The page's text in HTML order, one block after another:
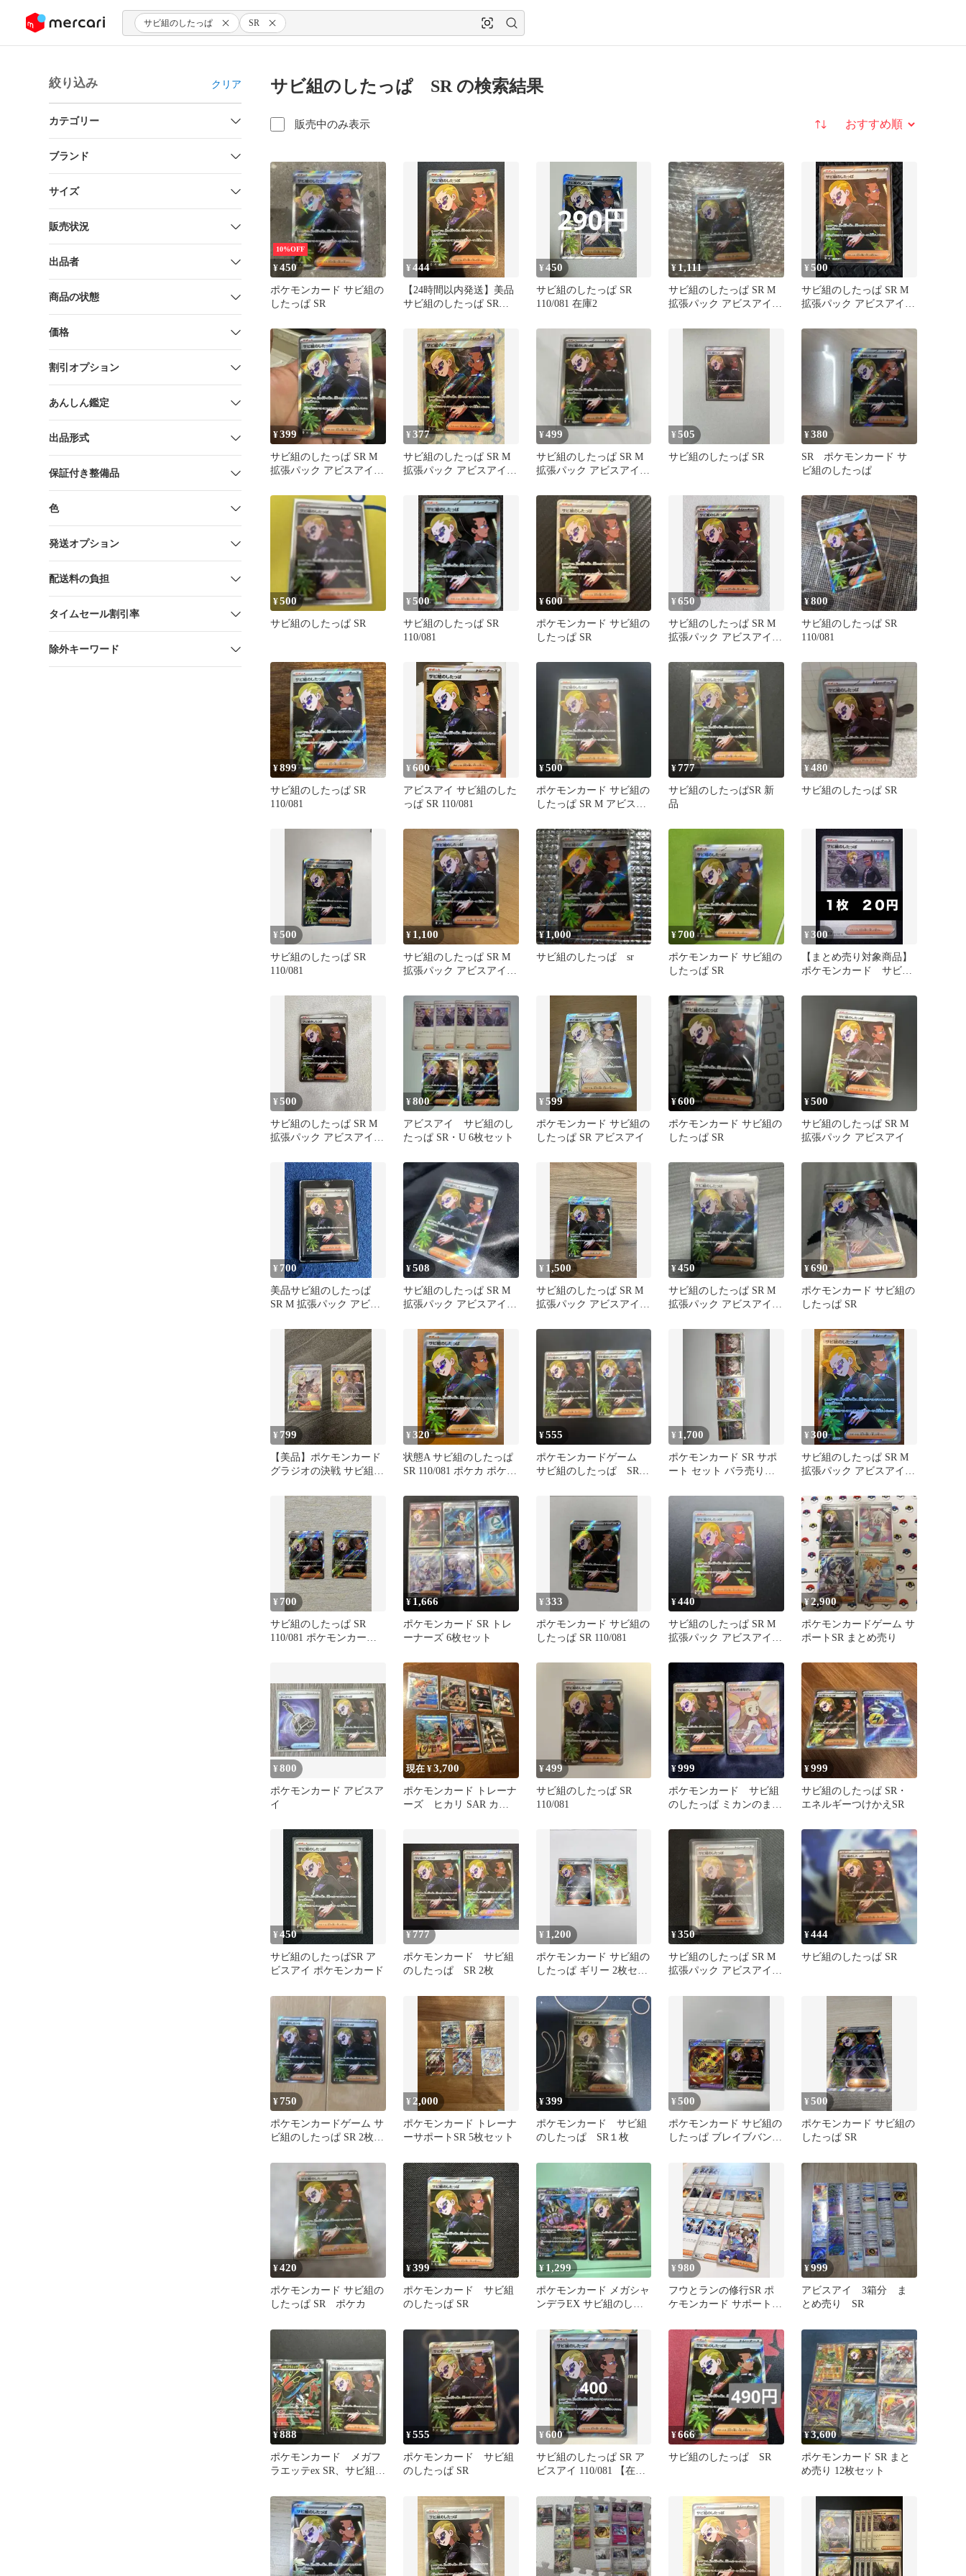
ツにスキップ サビ組のしたっぱ SR
絞り込み クリア
カテゴリー
ブランド
サイズ
販売状況
出品者
商品の状態
価格
割引オプション
あんしん鑑定
出品形式
保証付き整備品
色
発送オプション
配送料の負担
タイムセール割引率
除外キーワード
サビ組のしたっぱ SR の検索結果
販売中のみ表示 並び替え
10%OFF
¥450
ポケモンカード サビ組の
したっぱ SR
¥444
【24時間以内発送】美品
サビ組のしたっぱ SR
¥450
サビ組のしたっぱ SR
110/081 在庫2
¥1,111
サビ組のしたっぱ SR M
拡張パック アビスアイ
¥500
サビ組のしたっぱ SR M
拡張パック アビスアイ
¥399
サビ組のしたっぱ SR M
拡張パック アビスアイ
¥377
サビ組のしたっぱ SR M
拡張パック アビスアイ
¥499
サビ組のしたっぱ SR M
拡張パック アビスアイ
¥505
サビ組のしたっぱ SR
¥380
SR ポケモンカード サ
ビ組のしたっぱ
¥500
サビ組のしたっぱ SR
¥500
サビ組のしたっぱ SR
110/081
¥600
ポケモンカード サビ組の
したっぱ SR
¥650
サビ組のしたっぱ SR M
拡張パック アビスアイ
¥800
サビ組のしたっぱ SR
110/081
¥899
サビ組のしたっぱ SR
110/081
¥600
アビスアイ サビ組のした
っぱ SR 110/081
¥500
ポケモンカード サビ組の
したっぱ SR M アビスア
¥777
サビ組のしたっぱSR 新
品
¥480
サビ組のしたっぱ SR
¥500
サビ組のしたっぱ SR
110/081
¥ 1,100
サビ組のしたっぱ SR M
拡張パック アビスアイ
¥1,000
サビ組のしたっぱ sr
¥700
ポケモンカード サビ組の
したっぱ SR
¥300
【まとめ売り対象商品】
ポケモンカード サビ組
¥500
サビ組のしたっぱ SR M
拡張パック アビスアイ
¥800
アビスアイ サビ組のし
たっぱ SR・U 6枚セット
¥599
ポケモンカード サビ組の
したっぱ SR アビスアイ
¥600
ポケモンカード サビ組の
したっぱ SR
¥500
サビ組のしたっぱ SR M
拡張パック アビスアイ
¥ 700
美品サビ組のしたっぱ
SR M 拡張パック アビス
¥508
サビ組のしたっぱ SR M
拡張パック アビスアイ
¥ 1,500
サビ組のしたっぱ SR M
拡張パック アビスアイ
¥450
サビ組のしたっぱ SR M
拡張パック アビスアイ
¥690
ポケモンカード サビ組の
したっぱ SR
¥ 799
【美品】ポケモンカード
グラジオの決戦 サビ組の
¥320
状態A サビ組のしたっぱ
SR 110/081 ポケカ ポケモ
¥555
ポケモンカードゲーム
サビ組のしたっぱ SR
¥ 1,700
ポケモンカード SR サポ
ート セット バラ売り不
¥300
サビ組のしたっぱ SR M
拡張パック アビスアイ
¥ 700
サビ組のしたっぱ SR
110/081 ポケモンカード
¥1,666
ポケモンカード SR トレ
ーナーズ 6枚セット
¥333
ポケモンカード サビ組の
したっぱ SR 110/081
¥440
サビ組のしたっぱ SR M
拡張パック アビスアイ
¥2,900
ポケモンカードゲーム サ
ポートSR まとめ売り
¥800
ポケモンカード アビスア
イ
現在 ¥3,700
ポケモンカード トレーナ
ーズ ヒカリ SAR カス
¥499
サビ組のしたっぱ SR
110/081
¥999
ポケモンカード サビ組
のしたっぱ ミカンのまな
¥999
サビ組のしたっぱ SR・
エネルギーつけかえSR
¥450
サビ組のしたっぱSR ア
ビスアイ ポケモンカード
¥ 777
ポケモンカード サビ組
のしたっぱ SR 2枚
¥ 1,200
ポケモンカード サビ組の
したっぱ ギリー 2枚セッ
¥350
サビ組のしたっぱ SR M
拡張パック アビスアイ
¥444
サビ組のしたっぱ SR
¥750
ポケモンカードゲーム サ
ビ組のしたっぱ SR 2枚セ
¥2,000
ポケモンカード トレーナ
ーサポートSR 5枚セット
¥399
ポケモンカード サビ組
のしたっぱ SR１枚
¥500
ポケモンカード サビ組の
したっぱ ブレイブバング
¥500
ポケモンカード サビ組の
したっぱ SR
¥420
ポケモンカード サビ組の
したっぱ SR ポケカ
¥399
ポケモンカード サビ組
のしたっぱ SR
¥1,299
ポケモンカード メガシャ
ンデラEX サビ組のした
¥980
フウとランの修行SR ポ
ケモンカード サポート
¥999
アビスアイ 3箱分 ま
とめ売り SR
¥888
ポケモンカード メガフ
ラエッテex SR、サビ組の
¥555
ポケモンカード サビ組
のしたっぱ SR
¥600
サビ組のしたっぱ SR ア
ビスアイ 110/081 【在庫
¥666
サビ組のしたっぱ SR
¥3,600
ポケモンカード SR まと
め売り 12枚セット